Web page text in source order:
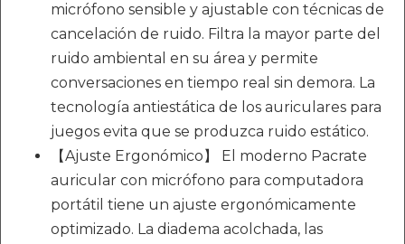
micrófono sensible y ajustable con técnicas de
cancelación de ruido. Filtra la mayor parte del
ruido ambiental en su área y permite
conversaciones en tiempo real sin demora. La
tecnología antiestática de los auriculares para
juegos evita que se produzca ruido estático.
【Ajuste Ergonómico】 El moderno Pacrate
auricular con micrófono para computadora
portátil tiene un ajuste ergonómicamente
optimizado. La diadema acolchada, las